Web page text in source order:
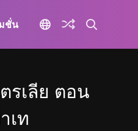
ชั่น
รเลีย ตอน
เท